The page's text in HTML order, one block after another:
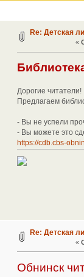
Re: Детская
«
Дорогие читатели!
Предлагаем
- Вы не успели
- Вы можете это
https://cdb.cbs-
Re: Детская
«
Обнинск